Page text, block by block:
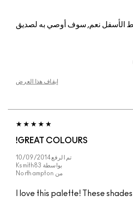
الأسفلنعم, سوف أوصي به لصديق
إيقاف هذا العرض
GREAT COLOURS!
تم الرفع 10/09/2014
بواسطة Ksmith83
من Northampton
I love this palette! These